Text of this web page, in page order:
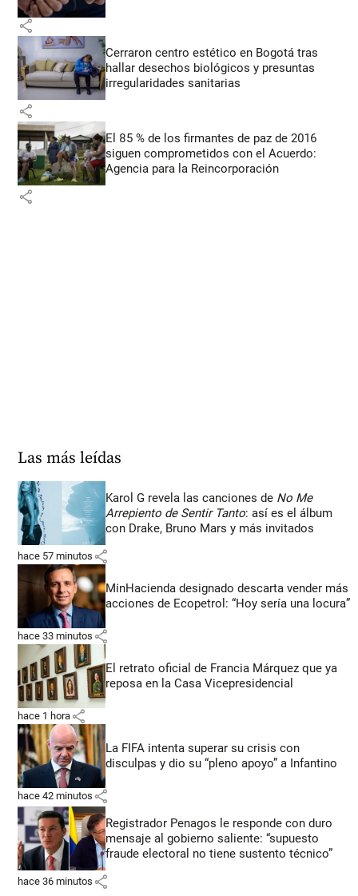
share
Cerraron centro estético en Bogotá tras
hallar desechos biológicos y presuntas
irregularidades sanitarias
share
El 85 % de los firmantes de paz de 2016
siguen comprometidos con el Acuerdo:
Agencia para la Reincorporación
share
Las más leídas
Karol G revela las canciones de No Me
Arrepiento de Sentir Tanto: así es el álbum
con Drake, Bruno Mars y más invitados
hace 57 minutos share
MinHacienda designado descarta vender más
acciones de Ecopetrol: “Hoy sería una locura”
hace 33 minutos share
El retrato oficial de Francia Márquez que ya
reposa en la Casa Vicepresidencial
hace 1 hora share
La FIFA intenta superar su crisis con
disculpas y dio su “pleno apoyo” a Infantino
hace 42 minutos share
Registrador Penagos le responde con duro
mensaje al gobierno saliente: “supuesto
fraude electoral no tiene sustento técnico”
hace 36 minutos share